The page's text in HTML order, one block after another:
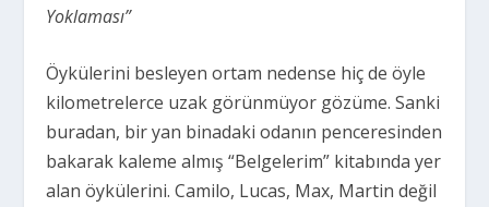
Yoklaması”
Öykülerini besleyen ortam nedense hiç de öyle
kilometrelerce uzak görünmüyor gözüme. Sanki
buradan, bir yan binadaki odanın penceresinden
bakarak kaleme almış “Belgelerim” kitabında yer
alan öykülerini. Camilo, Lucas, Max, Martin değil